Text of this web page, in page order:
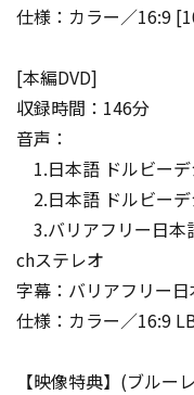
仕様：カラー／16:9
[本編DVD]
収録時間：146分
音声：
1.日本語 ドルビー
2.日本語 ドルビー
3.バリアフリー日本
chステレオ
字幕：バリアフリー
仕様：カラー／16:9
【映像特典】(ブルー